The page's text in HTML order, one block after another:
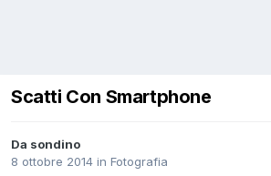
Scatti Con Smartphone
Da sondino
8 ottobre 2014 in Fotografia